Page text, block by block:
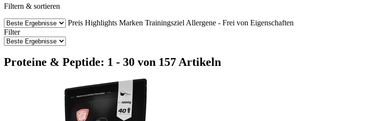
Filtern & sortieren
Preis Highlights Marken Trainingsziel Allergene - Frei von Eigenschaften
Filter
Proteine & Peptide: 1 - 30 von 157 Artikeln